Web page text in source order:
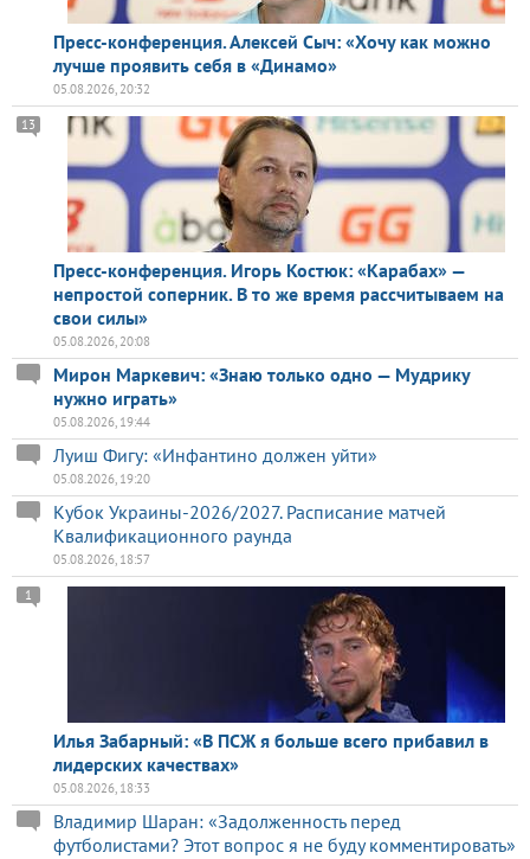
Пресс-конференция. Алексей Сыч: «Хочу как можно
лучше проявить себя в «Динамо»
05.08.2026, 20:32
Пресс-конференция. Игорь Костюк: «Карабах» —
непростой соперник. В то же время рассчитываем на
свои силы»
13
05.08.2026, 20:08
Мирон Маркевич: «Знаю только одно — Мудрику
нужно играть»
05.08.2026, 19:44
Луиш Фигу: «Инфантино должен уйти»
05.08.2026, 19:20
Кубок Украины-2026/2027. Расписание матчей
Квалификационного раунда
05.08.2026, 18:57
Илья Забарный: «В ПСЖ я больше всего прибавил в
лидерских качествах»
1
05.08.2026, 18:33
Владимир Шаран: «Задолженность перед
футболистами? Этот вопрос я не буду комментировать»